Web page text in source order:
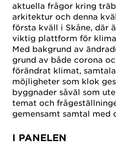
aktuella frågor kring
arkitektur och denna
första kväll i Skåne, där
viktig plattform för
Med bakgrund av
grund av både corona
förändrat klimat,
möjligheter som klok
byggnader såväl som
temat och
gemensamt samtal med
I PANELEN